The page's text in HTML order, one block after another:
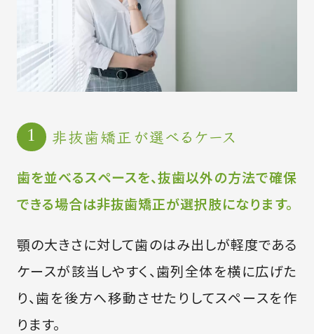
非抜歯矯正が選べるケース
歯を並べるスペースを、抜歯以外の方法で確保
できる場合は非抜歯矯正が選択肢になります。
顎の大きさに対して歯のはみ出しが軽度である
ケースが該当しやすく、歯列全体を横に広げた
り、歯を後方へ移動させたりしてスペースを作
ります。